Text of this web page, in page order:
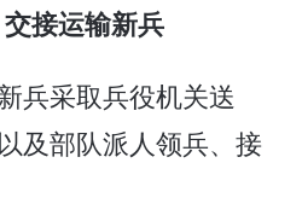
接运输新兵
兵采取兵役机关送
及部队派人领兵、接